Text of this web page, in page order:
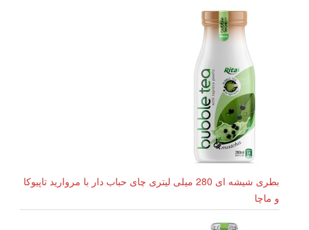
بطری شیشه ای 280 میلی لیتری چای حباب دار با مروارید تاپیوکا
و ماچا